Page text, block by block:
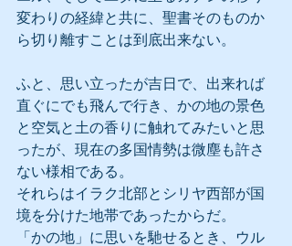
変わりの経緯と共に、聖書そのものか
ら切り離すことは到底出来ない。
ふと、思い立ったが吉日で、出来れば
直ぐにでも飛んで行き、かの地の景色
と空気と土の香りに触れてみたいと思
ったが、現在の多国情勢は微塵も許さ
ない様相である。
それらはイラク北部とシリヤ西部が国
境を分けた地帯であったからだ。
「かの地」に思いを馳せるとき、ウル